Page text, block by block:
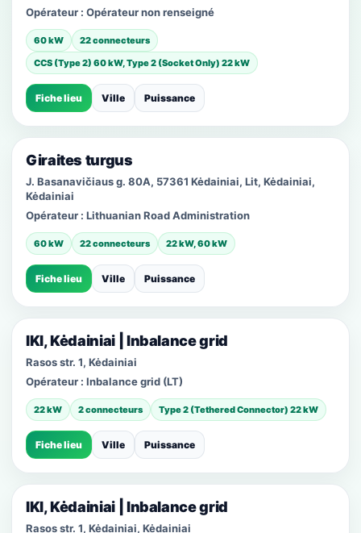
Opérateur : Opérateur non renseigné
60 kW
22 connecteurs
CCS (Type 2) 60 kW, Type 2 (Socket Only) 22 kW
Fiche lieu Ville Puissance
Giraites turgus
J. Basanavičiaus g. 80A, 57361 Kėdainiai, Lit, Kėdainiai,
Kėdainiai
Opérateur : Lithuanian Road Administration
60 kW 22 connecteurs 22 kW, 60 kW
Fiche lieu Ville Puissance
IKI, Kėdainiai | Inbalance grid
Rasos str. 1, Kėdainiai
Opérateur : Inbalance grid (LT)
22 kW 2 connecteurs Type 2 (Tethered Connector) 22 kW
Fiche lieu Ville Puissance
IKI, Kėdainiai | Inbalance grid
Rasos str. 1, Kėdainiai, Kėdainiai